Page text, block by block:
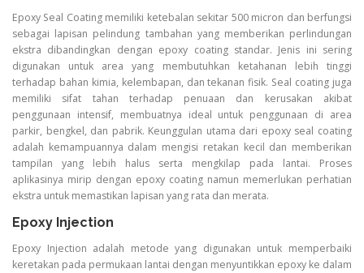
Epoxy Seal Coating memiliki ketebalan sekitar 500 micron dan berfungsi
sebagai lapisan pelindung tambahan yang memberikan perlindungan
ekstra dibandingkan dengan epoxy coating standar. Jenis ini sering
digunakan untuk area yang membutuhkan ketahanan lebih tinggi
terhadap bahan kimia, kelembapan, dan tekanan fisik. Seal coating juga
memiliki sifat tahan terhadap penuaan dan kerusakan akibat
penggunaan intensif, membuatnya ideal untuk penggunaan di area
parkir, bengkel, dan pabrik. Keunggulan utama dari epoxy seal coating
adalah kemampuannya dalam mengisi retakan kecil dan memberikan
tampilan yang lebih halus serta mengkilap pada lantai. Proses
aplikasinya mirip dengan epoxy coating namun memerlukan perhatian
ekstra untuk memastikan lapisan yang rata dan merata.
Epoxy Injection
Epoxy Injection adalah metode yang digunakan untuk memperbaiki
keretakan pada permukaan lantai dengan menyuntikkan epoxy ke dalam